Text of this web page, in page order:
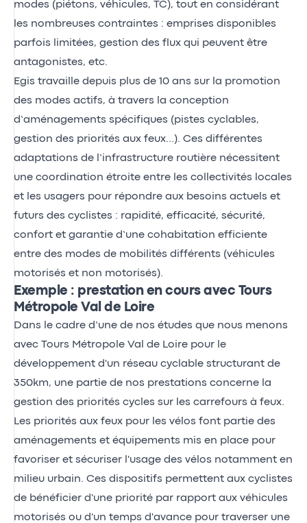
modes (piétons, véhicules, TC), tout en considérant
les nombreuses contraintes : emprises disponibles
parfois limitées, gestion des flux qui peuvent être
antagonistes, etc.
Egis travaille depuis plus de 10 ans sur la promotion
des modes actifs, à travers la conception
d’aménagements spécifiques (pistes cyclables,
gestion des priorités aux feux…). Ces différentes
adaptations de l’infrastructure routière nécessitent
une coordination étroite entre les collectivités locales
et les usagers pour répondre aux besoins actuels et
futurs des cyclistes : rapidité, efficacité, sécurité,
confort et garantie d’une cohabitation efficiente
entre des modes de mobilités différents (véhicules
motorisés et non motorisés).
Exemple : prestation en cours avec Tours
Métropole Val de Loire
Dans le cadre d’une de nos études que nous menons
avec Tours Métropole Val de Loire pour le
développement d'un réseau cyclable structurant de
350km, une partie de nos prestations concerne la
gestion des priorités cycles sur les carrefours à feux.
Les priorités aux feux pour les vélos font partie des
aménagements et équipements mis en place pour
favoriser et sécuriser l'usage des vélos notamment en
milieu urbain. Ces dispositifs permettent aux cyclistes
de bénéficier d'une priorité par rapport aux véhicules
motorisés ou d'un temps d'avance pour traverser une